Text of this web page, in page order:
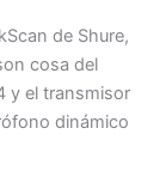
de Shure,
cosa del
y el transmisor
dinámico